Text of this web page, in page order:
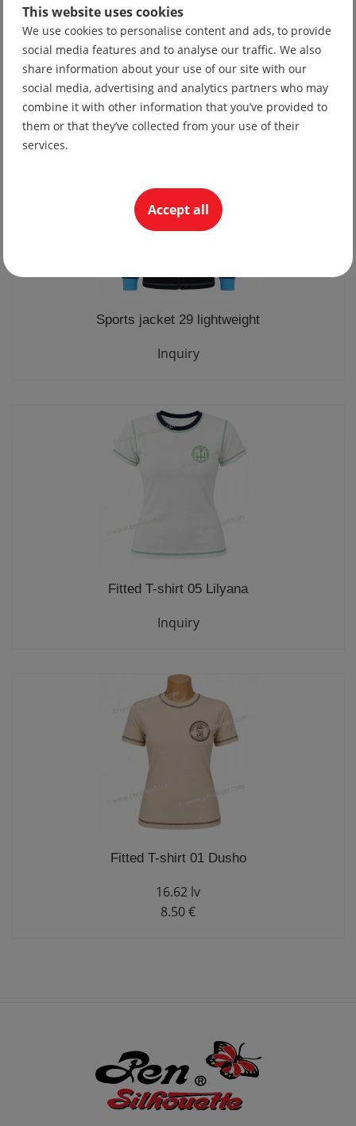
Tie 10
19.56 lv
10.00 €
Sports jacket 29 lightweight
Inquiry
Fitted T-shirt 05 Lilyana
Inquiry
Fitted T-shirt 01 Dusho
16.62 lv
8.50 €
This website uses cookies
We use cookies to personalise content and ads, to provide
social media features and to analyse our traffic. We also
share information about your use of our site with our
social media, advertising and analytics partners who may
combine it with other information that you’ve provided to
them or that they’ve collected from your use of their
services.
Accept all